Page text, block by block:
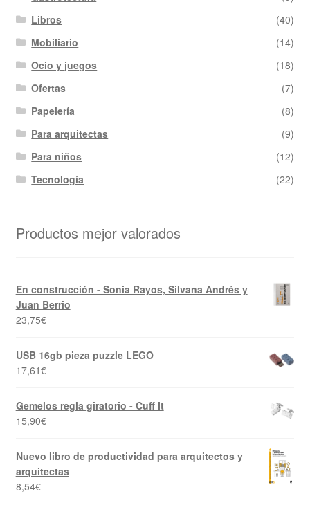
Libros
(40)
Mobiliario
(14)
Ocio y juegos
(18)
Ofertas
(7)
Papelería
(8)
Para arquitectas
(9)
Para niños
(12)
Tecnología
(22)
Productos mejor valorados
En construcción - Sonia Rayos, Silvana Andrés y
Juan Berrio
23,75€
USB 16gb pieza puzzle LEGO
17,61€
Gemelos regla giratorio - Cuff It
15,90€
Nuevo libro de productividad para arquitectos y
arquitectas
8,54€